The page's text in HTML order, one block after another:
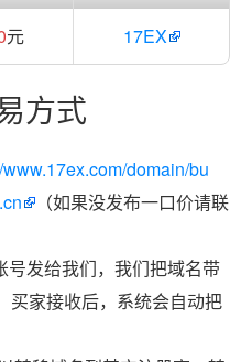
元 17EX
方式
www.17ex.com/domain/bu
（如果没发布一口价请联
发给我们，我们把域名带
买家接收后，系统会自动把